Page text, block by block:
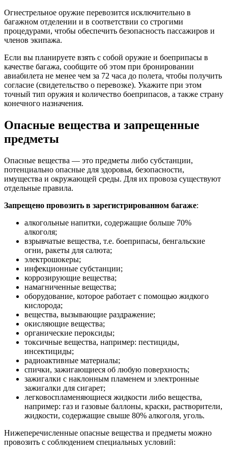
Огнестрельное оружие перевозится исключительно в
багажном отделении и в соответствии со строгими
процедурами, чтобы обеспечить безопасность пассажиров и
членов экипажа.
Если вы планируете взять с собой оружие и боеприпасы в
качестве багажа, сообщите об этом при бронировании
авиабилета не менее чем за 72 часа до полета, чтобы получить
согласие (свидетельство о перевозке). Укажите при этом
точный тип оружия и количество боеприпасов, а также страну
конечного назначения.
Опасные вещества и запрещенные
предметы
Опасные вещества — это предметы либо субстанции,
потенциально опасные для здоровья, безопасности,
имущества и окружающей среды. Для их провоза существуют
отдельные правила.
Запрещено провозить в зарегистрированном багаже:
алкогольные напитки, содержащие больше 70%
алкоголя;
взрывчатые вещества, т.е. боеприпасы, бенгальские
огни, ракеты для салюта;
электрошокеры;
инфекционные субстанции;
коррозирующие вещества;
намагниченные вещества;
оборудование, которое работает с помощью жидкого
кислорода;
вещества, вызывающие раздражение;
окисляющие вещества;
органические пероксиды;
токсичные вещества, например: пестициды,
инсектициды;
радиоактивные материалы;
спички, зажигающиеся об любую поверхность;
зажигалки с наклонным пламенем и электронные
зажигалки для сигарет;
легковоспламеняющиеся жидкости либо вещества,
например: газ и газовые баллоны, краски, растворители,
жидкости, содержащие свыше 80% алкоголя, уголь.
Нижеперечисленные опасные вещества и предметы можно
провозить с соблюдением специальных условий: